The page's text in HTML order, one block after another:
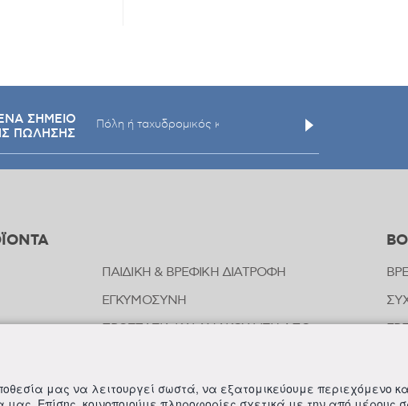
ΣΗΜΕΙΟ
ΠΩΛΗΣΗΣ
ΠΑΙΔΙΚΗ & ΒΡΕΦΙΚΗ ΔΙΑΤΡΟΦΗ
ΕΓΚΥΜΟΣΥΝΗ
ΠΡΟΣΤΑΣΙΑ ΚΑΙ ΑΝΑΚΟΥΦΙΣΗ ΑΠΟ
ΠΕΡΙΠΟΙΗΣΗ ΕΥΑΙΣΘΗΤΗΣ ΠΕΡΙΟΧΗΣ
μας να λειτουργεί σωστά, να εξατομικεύουμε περιεχόμενο